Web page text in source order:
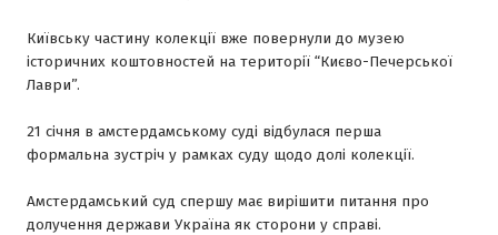
Київську частину колекції вже повернули до музею
історичних коштовностей на території “Києво-Печерської
Лаври”.
21 січня в амстердамському суді відбулася перша
формальна зустріч у рамках суду щодо долі колекції.
Амстердамський суд спершу має вирішити питання про
долучення держави Україна як сторони у справі.